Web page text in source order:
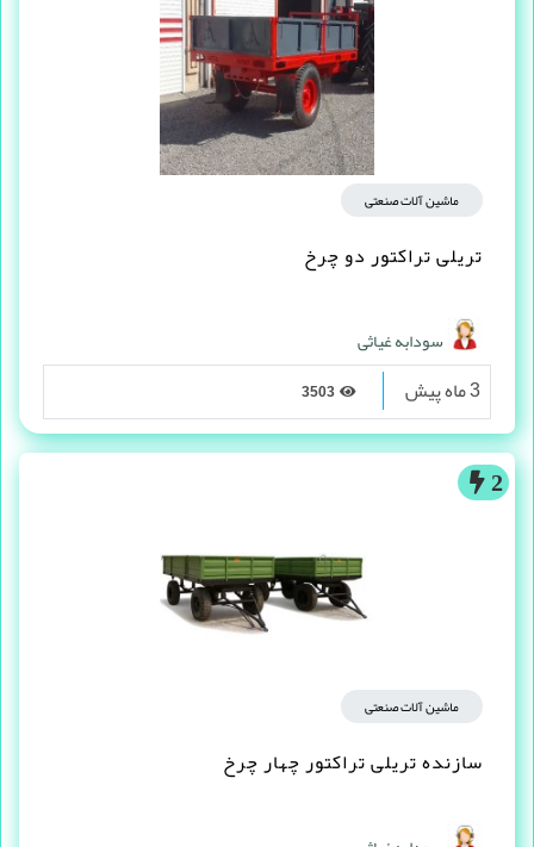
ماشین آلات صنعتی
تریلی تراکتور دو چرخ
سودابه غیاثی
3 ماه پیش
2
ماشین آلات صنعتی
سازنده تریلی تراکتور چهار چرخ